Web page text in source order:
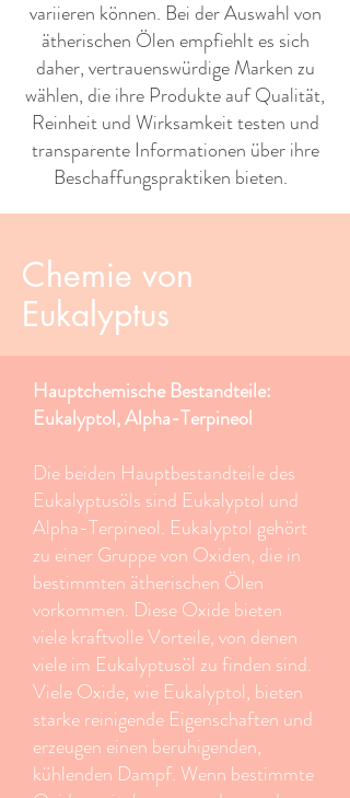
variieren können. Bei der Auswahl von
ätherischen Ölen empfiehlt es sich
daher, vertrauenswürdige Marken zu
wählen, die ihre Produkte auf Qualität,
Reinheit und Wirksamkeit testen und
transparente Informationen über ihre
Beschaffungspraktiken bieten. ​ ​
Chemie von
Eukalyptus
Hauptchemische Bestandteile:
Eukalyptol, Alpha-Terpineol
Die beiden Hauptbestandteile des
Eukalyptusöls sind Eukalyptol und
Alpha-Terpineol. Eukalyptol gehört
zu einer Gruppe von Oxiden, die in
bestimmten ätherischen Ölen
vorkommen. Diese Oxide bieten
viele kraftvolle Vorteile, von denen
viele im Eukalyptusöl zu finden sind.
Viele Oxide, wie Eukalyptol, bieten
starke reinigende Eigenschaften und
erzeugen einen beruhigenden,
kühlenden Dampf. Wenn bestimmte